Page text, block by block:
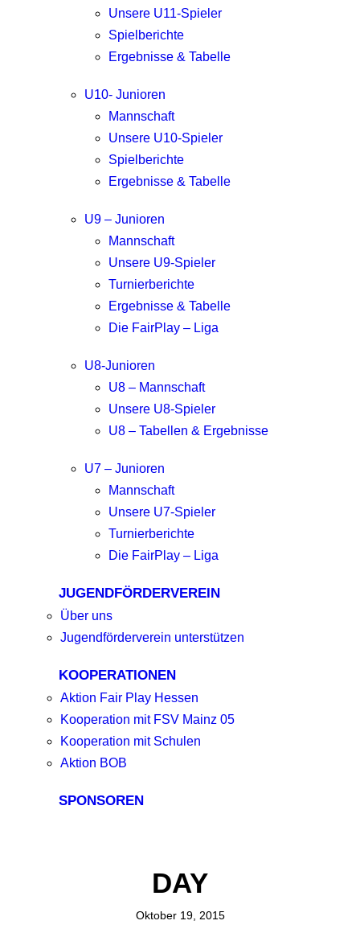
Unsere U11-Spieler
Spielberichte
Ergebnisse & Tabelle
U10- Junioren
Mannschaft
Unsere U10-Spieler
Spielberichte
Ergebnisse & Tabelle
U9 – Junioren
Mannschaft
Unsere U9-Spieler
Turnierberichte
Ergebnisse & Tabelle
Die FairPlay – Liga
U8-Junioren
U8 – Mannschaft
Unsere U8-Spieler
U8 – Tabellen & Ergebnisse
U7 – Junioren
Mannschaft
Unsere U7-Spieler
Turnierberichte
Die FairPlay – Liga
JUGENDFÖRDERVEREIN
Über uns
Jugendförderverein unterstützen
KOOPERATIONEN
Aktion Fair Play Hessen
Kooperation mit FSV Mainz 05
Kooperation mit Schulen
Aktion BOB
SPONSOREN
DAY
Oktober 19, 2015